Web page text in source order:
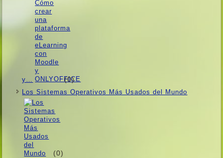
y… (0)
Los Sistemas Operativos Más Usados ​​del Mundo
(0)